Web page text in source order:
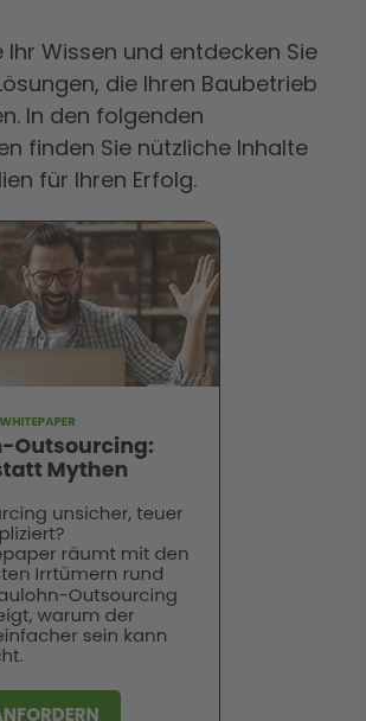
Ihr Wissen und entdecken Sie
die Ihren Baubetrieb
In den folgenden
finden Sie nützliche Inhalte
für Ihren Erfolg.